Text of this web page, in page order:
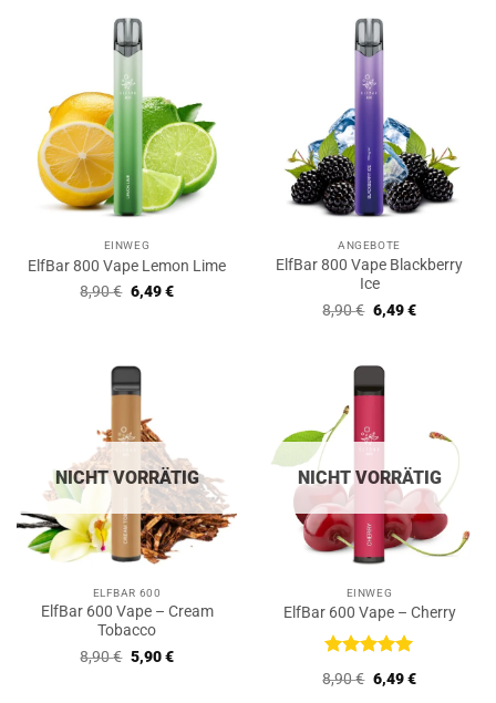
EINWEG
ElfBar 800 Vape Lemon Lime
8,90€ Ursprünglicher
Preis
6,49€Aktueller
ANGEBOTE
ElfBar 800 Vape Blackberry
Ice
8,90€ Ursprünglicher
Preis
6,49€Aktueller
NICHT VORRÄTIG
ELFBAR 600
ElfBar 600 Vape – Cream
Tobacco
8,90€ Ursprünglicher
Preis
5,90€Aktueller
NICHT VORRÄTIG
EINWEG
ElfBar 600 Vape – Cherry
Bewertet
mit 5 von
8,90€ Ursprünglicher
Preis
6,49€Aktueller